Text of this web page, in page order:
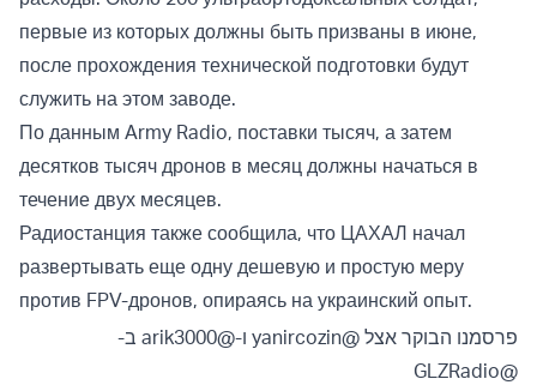
первые из которых должны быть призваны в июне,
после прохождения технической подготовки будут
служить на этом заводе.
По данным Army Radio, поставки тысяч, а затем
десятков тысяч дронов в месяц должны начаться в
течение двух месяцев.
Радиостанция также сообщила, что ЦАХАЛ начал
развертывать еще одну дешевую и простую меру
против FPV-дронов, опираясь на украинский опыт.
פרסמנו הבוקר אצל @yanircozin ו-@arik3000
ב-
@GLZRadio